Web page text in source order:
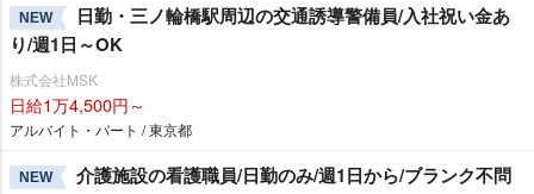
NEW
日勤・三ノ輪橋駅周辺の交通誘導警備員/入社祝い金あ
り/週1日～OK
株式会社MSK
日給1万4,500円～
アルバイト・パート / 東京都
NEW 介護施設の看護職員/日勤のみ/週1日から/ブランク不問